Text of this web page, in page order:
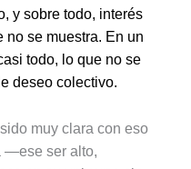
y sobre todo, interés
no se muestra. En un
todo, lo que no se
deseo colectivo.
muy clara con eso
—ese ser alto,